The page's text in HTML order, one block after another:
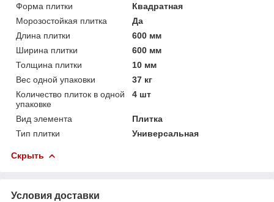
Форма плитки
Квадратная
Морозостойкая плитка
Да
Длина плитки
600 мм
Ширина плитки
600 мм
Толщина плитки
10 мм
Вес одной упаковки
37 кг
Количество плиток в одной
упаковке
4 шт
Вид элемента
Плитка
Тип плитки
Универсальная
Скрыть
Условия доставки